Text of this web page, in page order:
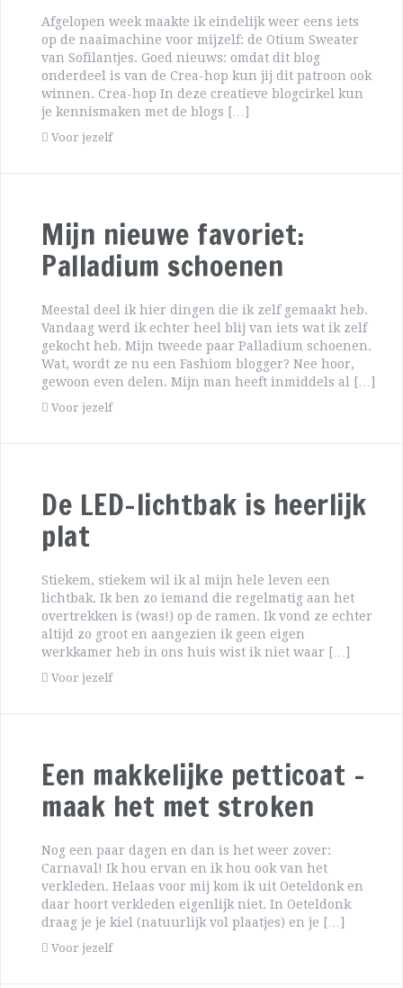
Afgelopen week maakte ik eindelijk weer eens iets
op de naaimachine voor mijzelf: de Otium Sweater
van Sofilantjes. Goed nieuws: omdat dit blog
onderdeel is van de Crea-hop kun jij dit patroon ook
winnen. Crea-hop In deze creatieve blogcirkel kun
je kennismaken met de blogs […]
Voor jezelf
Mijn nieuwe favoriet:
Palladium schoenen
Meestal deel ik hier dingen die ik zelf gemaakt heb.
Vandaag werd ik echter heel blij van iets wat ik zelf
gekocht heb. Mijn tweede paar Palladium schoenen.
Wat, wordt ze nu een Fashiom blogger? Nee hoor,
gewoon even delen. Mijn man heeft inmiddels al […]
Voor jezelf
De LED-lichtbak is heerlijk
plat
Stiekem, stiekem wil ik al mijn hele leven een
lichtbak. Ik ben zo iemand die regelmatig aan het
overtrekken is (was!) op de ramen. Ik vond ze echter
altijd zo groot en aangezien ik geen eigen
werkkamer heb in ons huis wist ik niet waar […]
Voor jezelf
Een makkelijke petticoat –
maak het met stroken
Nog een paar dagen en dan is het weer zover:
Carnaval! Ik hou ervan en ik hou ook van het
verkleden. Helaas voor mij kom ik uit Oeteldonk en
daar hoort verkleden eigenlijk niet. In Oeteldonk
draag je je kiel (natuurlijk vol plaatjes) en je […]
Voor jezelf